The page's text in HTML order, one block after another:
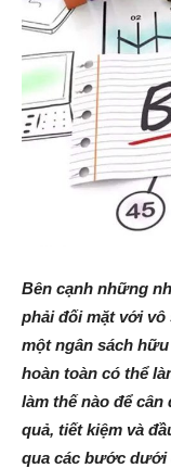
Bên cạnh những
phải đối mặt với
một ngân sách
hoàn toàn có thể
làm thế nào để cân
quả, tiết kiệm và
qua các bước dưới